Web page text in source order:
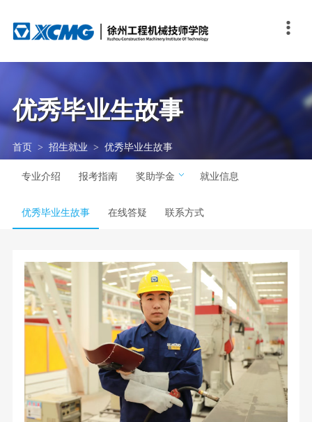
关于我们
学院概况
学院理念
发展历程
学院荣誉
教学科研
一体化教学
教科研成果
培训鉴定
走进培训中心
培训服务
培训动态
技能人才评价
招生就业
专业介绍
报考指南
奖助学金
就业信息
在线答疑
联系方式
学生发展
团队自主管理
徐工特色素质教育
“我行”我秀
交流合作
联合办学
国际交流
技能校园
大赛足迹
大赛资讯
技能秀场
互动专区
人文校园
品牌刊物
媒体视点

优秀毕业生故事
首页 > 招生就业 > 优秀毕业生故事
专业介绍 报考指南 奖助学金 就业信息
优秀毕业生故事 在线答疑 联系方式